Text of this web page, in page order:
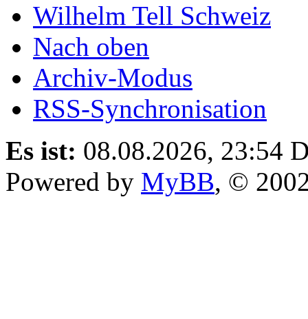
Wilhelm Tell Schweiz
Nach oben
Archiv-Modus
RSS-Synchronisation
Es ist: 08.08.2026, 23:54
Powered by MyBB, ©